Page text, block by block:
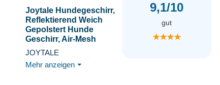
Joytale Hundegeschirr,
Reflektierend Weich
Gepolstert Hunde
Geschirr, Air-Mesh
Atmungsaktiv
Brustgeschirr für
Kleine Mittelgroße
JOYTALE
Mehr anzeigen ⏷
9,1/10
gut
★★★★